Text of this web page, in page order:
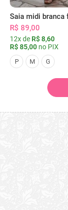
R$ 89,00
12x de R$ 8,60
R$ 85,00 no PIX
P M G